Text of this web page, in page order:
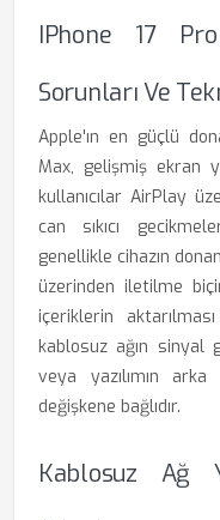
IPhone 17
Sorunları Ve
Apple'ın en güçlü
Max, gelişmiş ekran
kullanıcılar AirPlay
can sıkıcı
genellikle cihazın
üzerinden iletilme
içeriklerin
kablosuz ağın sinyal
veya yazılımın
değişkene bağlıdır.
Kablosuz Ağ